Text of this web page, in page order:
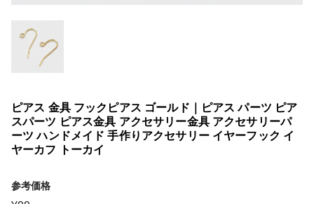
ピアス 金具 フックピアス ゴールド｜ピアス パーツ ピア
スパーツ ピアス金具 アクセサリー金具 アクセサリーパ
ーツ ハンドメイド 手作りアクセサリー イヤーフック イ
ヤーカフ トーカイ
参考価格